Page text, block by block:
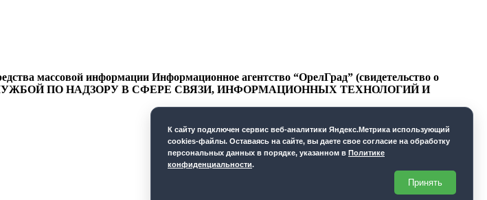
массовой информации Информационное агентство “ОрелГрад” (свидетельство о
СЛУЖБОЙ ПО НАДЗОРУ В СФЕРЕ СВЯЗИ, ИНФОРМАЦИОННЫХ ТЕХНОЛОГИЙ И
К cайту подключен сервис веб-аналитики Яндекс.Метрика использующий
cookies-файлы. Оставаясь на сайте, вы даете свое согласие на обработку
персональных данных в порядке, указанном в Политике
конфиденциальности.
Принять